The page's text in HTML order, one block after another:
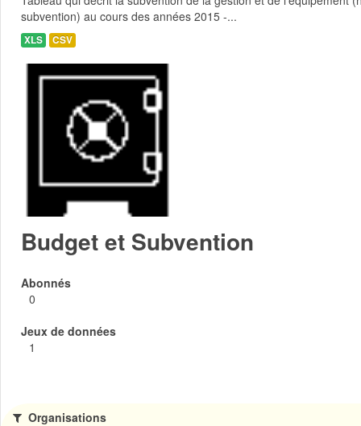
subvention) au cours des années 2015 -...
XLS CSV
Budget et Subvention
Abonnés
0
Jeux de données
1
Organisations